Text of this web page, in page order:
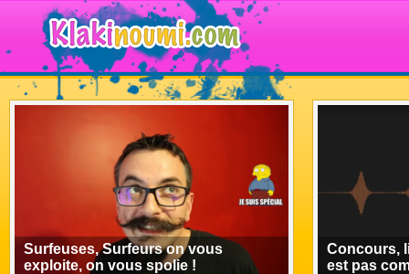
Surfeuses, Surfeurs on vous
exploite, on vous spolie !
Concours,
est pas